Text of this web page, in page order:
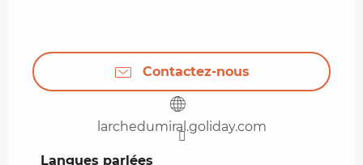
Contactez-nous
larchedumiral.goliday.com
Langues parlées
Langues parlées